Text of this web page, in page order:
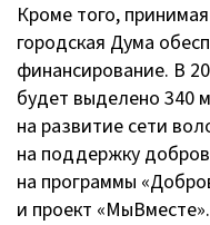
Кроме того,
городская Дума
финансирование. В
будет выделено 340
на развитие сети
на поддержку
на программы
и проект «МыВместе».